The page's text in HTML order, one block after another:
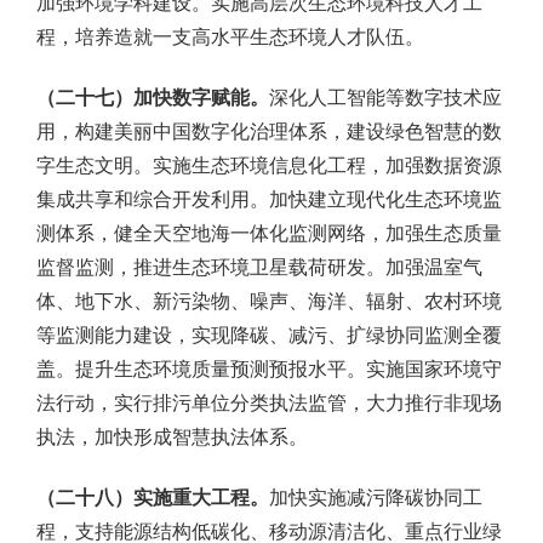
程，培养造就一支高水平生态环境人才队伍。
（二十七）加快数字赋能。 深化人工智能等数字技术应
用，构建美丽中国数字化治理体系，建设绿色智慧的数
字生态文明。实施生态环境信息化工程，加强数据资源
集成共享和综合开发利用。加快建立现代化生态环境监
测体系，健全天空地海一体化监测网络，加强生态质量
监督监测，推进生态环境卫星载荷研发。加强温室气
体、地下水、新污染物、噪声、海洋、辐射、农村环境
等监测能力建设，实现降碳、减污、扩绿协同监测全覆
盖。提升生态环境质量预测预报水平。实施国家环境守
法行动，实行排污单位分类执法监管，大力推行非现场
执法，加快形成智慧执法体系。
（二十八）实施重大工程。 加快实施减污降碳协同工
程，支持能源结构低碳化、移动源清洁化、重点行业绿